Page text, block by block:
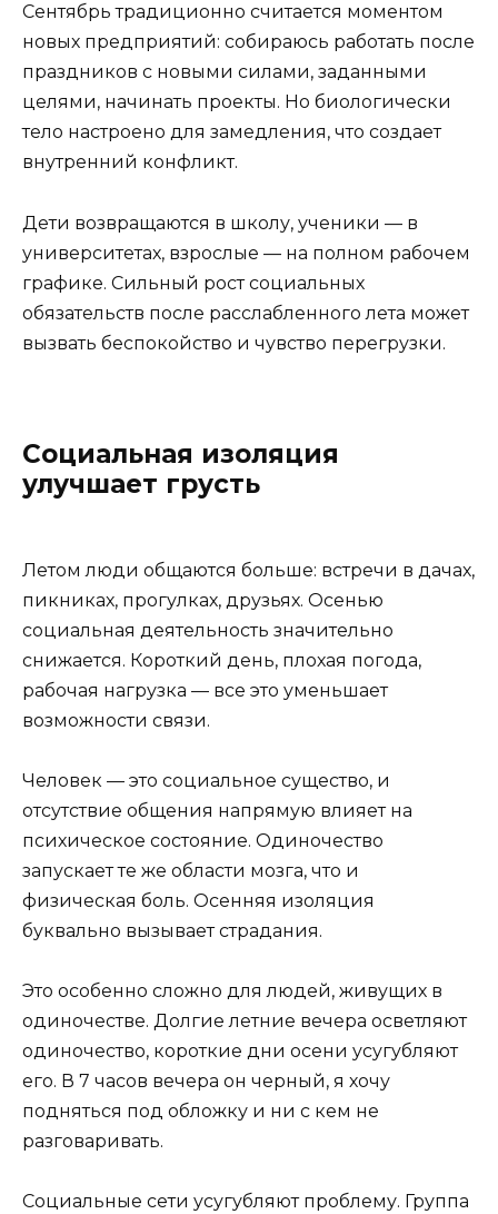
Сентябрь традиционно считается моментом
новых предприятий: собираюсь работать после
праздников с новыми силами, заданными
целями, начинать проекты. Но биологически
тело настроено для замедления, что создает
внутренний конфликт.
Дети возвращаются в школу, ученики — в
университетах, взрослые — на полном рабочем
графике. Сильный рост социальных
обязательств после расслабленного лета может
вызвать беспокойство и чувство перегрузки.
Социальная изоляция
улучшает грусть
Летом люди общаются больше: встречи в дачах,
пикниках, прогулках, друзьях. Осенью
социальная деятельность значительно
снижается. Короткий день, плохая погода,
рабочая нагрузка — все это уменьшает
возможности связи.
Человек — это социальное существо, и
отсутствие общения напрямую влияет на
психическое состояние. Одиночество
запускает те же области мозга, что и
физическая боль. Осенняя изоляция
буквально вызывает страдания.
Это особенно сложно для людей, живущих в
одиночестве. Долгие летние вечера осветляют
одиночество, короткие дни осени усугубляют
его. В 7 часов вечера он черный, я хочу
подняться под обложку и ни с кем не
разговаривать.
Социальные сети усугубляют проблему. Группа